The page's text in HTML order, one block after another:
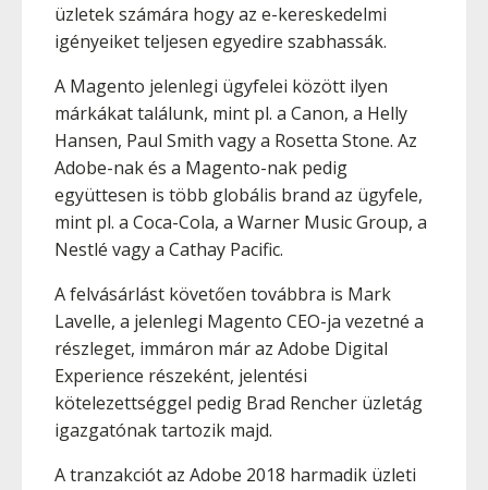
üzletek számára hogy az e-kereskedelmi
igényeiket teljesen egyedire szabhassák.
A Magento jelenlegi ügyfelei között ilyen
márkákat találunk, mint pl. a Canon, a Helly
Hansen, Paul Smith vagy a Rosetta Stone. Az
Adobe-nak és a Magento-nak pedig
együttesen is több globális brand az ügyfele,
mint pl. a Coca-Cola, a Warner Music Group, a
Nestlé vagy a Cathay Pacific.
A felvásárlást követően továbbra is Mark
Lavelle, a jelenlegi Magento CEO-ja vezetné a
részleget, immáron már az Adobe Digital
Experience részeként, jelentési
kötelezettséggel pedig Brad Rencher üzletág
igazgatónak tartozik majd.
A tranzakciót az Adobe 2018 harmadik üzleti